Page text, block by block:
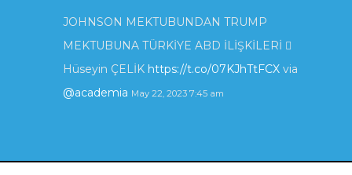
JOHNSON MEKTUBUNDAN TRUMP
MEKTUBUNA TÜRKİYE ABD İLİŞKİLERİ 
Hüseyin ÇELİK https://t.co/07KJhTtFCX via
@academia May 22, 2023 7:45 am
_İLGİSİ_.pdfhttps://t.co/zTcmJSrl3Ivia